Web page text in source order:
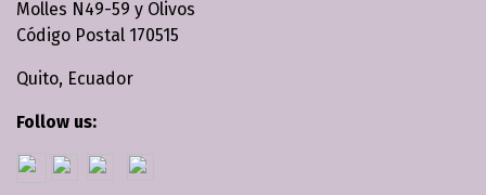
Molles N49-59 y Olivos
Código Postal 170515
Quito, Ecuador
Follow us: